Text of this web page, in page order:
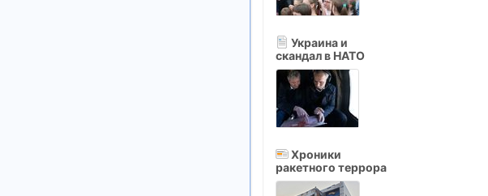
Украина и
скандал в НАТО
Хроники
ракетного террора